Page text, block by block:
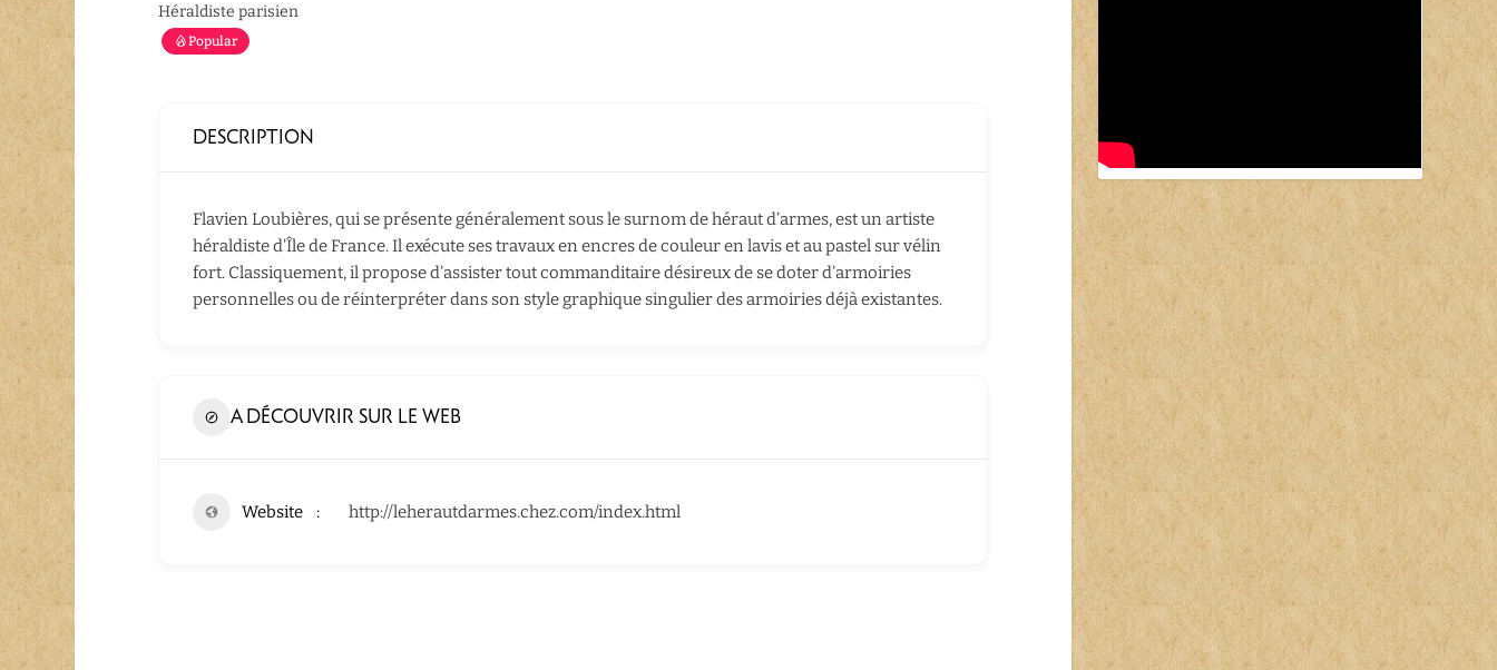
Héraldiste parisien
Popular
DESCRIPTION
Flavien Loubières, qui se présente généralement sous le surnom de héraut d’armes, est un artiste
héraldiste d’Île de France. Il exécute ses travaux en encres de couleur en lavis et au pastel sur vélin
fort. Classiquement, il propose d’assister tout commanditaire désireux de se doter d’armoiries
personnelles ou de réinterpréter dans son style graphique singulier des armoiries déjà existantes.
A DÉCOUVRIR SUR LE WEB
Website http://leherautdarmes.chez.com/index.html